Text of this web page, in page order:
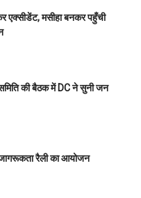
एक्सीडेंट, मसीहा बनकर पहुँची
की बैठक में DC ने सुनी जन
जागरूकता रैली का आयोजन